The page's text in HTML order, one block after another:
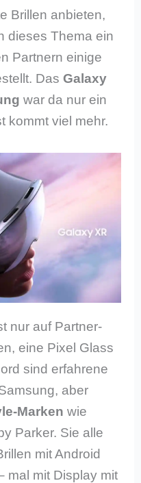
Brillen anbieten,
dieses Thema ein
Partnern einige
DasGalaxy
war da nur ein
kommt viel mehr.
nur auf Partner-
eine Pixel Glass
sind erfahrene
aber
Marken wie
Parker. Sie alle
mit Android
mal mit Display mit